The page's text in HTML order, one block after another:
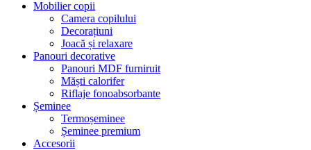
Mobilier copii
Camera copilului
Decorațiuni
Joacă și relaxare
Panouri decorative
Panouri MDF furniruit
Măști calorifer
Riflaje fonoabsorbante
Șeminee
Termoșeminee
Șeminee premium
Accesorii